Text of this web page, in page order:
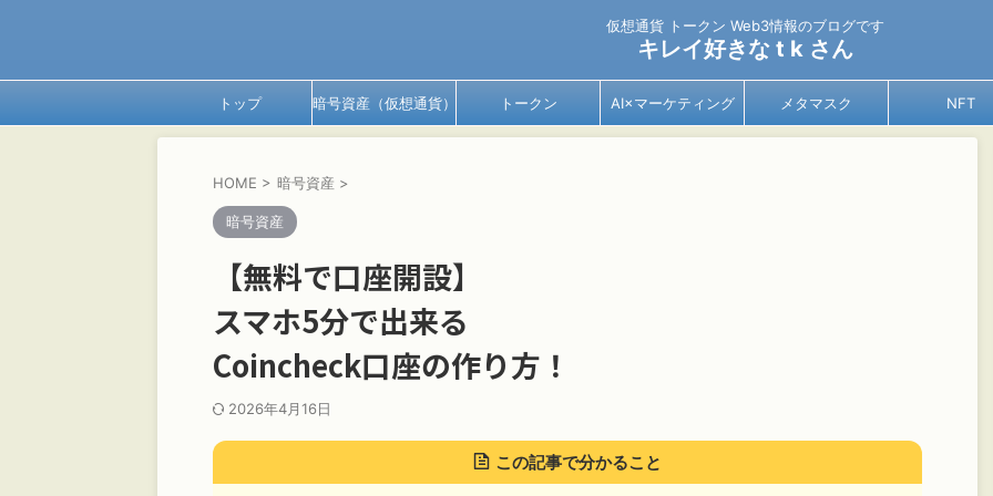
仮想通貨 トークン Web3情報のブログです
キレイ好きな t k さん
トップ 暗号資産（仮想通貨） トークン AI×マーケティング メタマスク NFT
HOME > 暗号資産 >
暗号資産
【無料で口座開設】
スマホ5分で出来る
Coincheck口座の作り方！
2026年4月16日
この記事で分かること